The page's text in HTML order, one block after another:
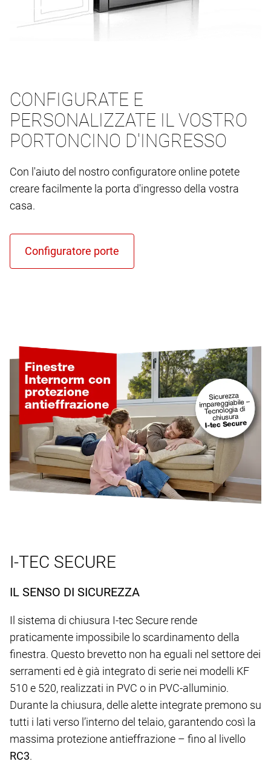
CONFIGURATE E
PERSONALIZZATE IL VOSTRO
PORTONCINO D'INGRESSO
Con l'aiuto del nostro configuratore online potete
creare facilmente la porta d'ingresso della vostra
casa.
I-TEC SECURE
IL SENSO DI SICUREZZA
Il sistema di chiusura I-tec Secure rende
praticamente impossibile lo scardinamento della
finestra. Questo brevetto non ha eguali nel settore dei
serramenti ed è già integrato di serie nei modelli KF
510 e 520, realizzati in PVC o in PVC-alluminio.
Durante la chiusura, delle alette integrate premono su
tutti i lati verso l’interno del telaio, garantendo così la
massima protezione antieffrazione – fino al livello
RC3.